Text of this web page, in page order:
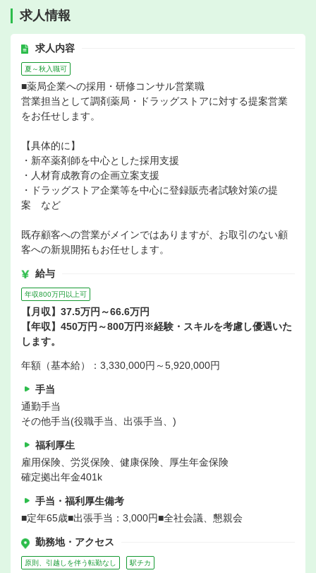
求人情報
求人内容
夏～秋入職可
■薬局企業への採用・研修コンサル営業職
営業担当として調剤薬局・ドラッグストアに対する提案営業
をお任せします。
【具体的に】
・新卒薬剤師を中心とした採用支援
・人材育成教育の企画立案支援
・ドラッグストア企業等を中心に登録販売者試験対策の提
案 など
既存顧客への営業がメインではありますが、お取引のない顧
客への新規開拓もお任せします。
給与
年収800万円以上可
【月収】37.5万円～66.6万円
【年収】450万円～800万円※経験・スキルを考慮し優遇いた
します。
年額（基本給）：3,330,000円～5,920,000円
手当
通勤手当
その他手当(役職手当、出張手当、)
福利厚生
雇用保険、労災保険、健康保険、厚生年金保険
確定拠出年金401k
手当・福利厚生備考
■定年65歳■出張手当：3,000円■全社会議、懇親会
勤務地・アクセス
原則、引越しを伴う転勤なし 駅チカ